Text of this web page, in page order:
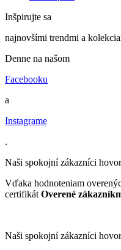
Inšpirujte sa
najnovšími trendmi a
Denne na našom
Facebooku
a
Instagrame
.
Naši spokojní zákazníci
Vďaka hodnoteniam
certifikát Overené
Naši spokojní zákazníci